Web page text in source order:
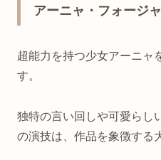
アーニャ・フォージ
超能力を持つ少女アーニャ
す。
独特の言い回しや可愛らし
の演技は、作品を象徴する